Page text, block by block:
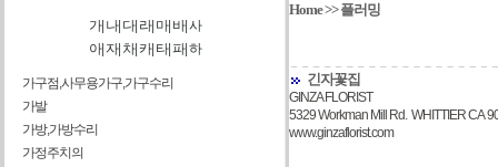
가| 나| 다| 라| 마| 바| 사
아| 자| 차| 카| 타| 파| 하
가구점,사무용가구,가구수리
가발
가방,가방수리
가정주치의
Home>>플러밍
긴자꽃집
GINZA FLORIST
5329 Workman Mill Rd. WHITTIER CA
www.ginzaflorist.com